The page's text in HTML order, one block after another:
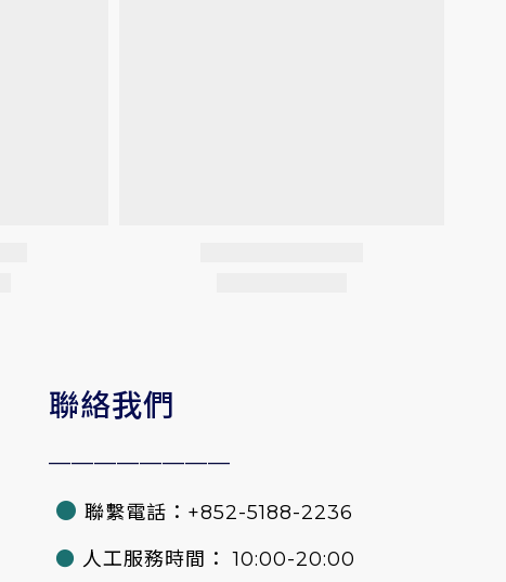
聯絡我們
————————
● 聯繫電話：+852-5188-2236
● 人工服務時間： 10:00-20:00